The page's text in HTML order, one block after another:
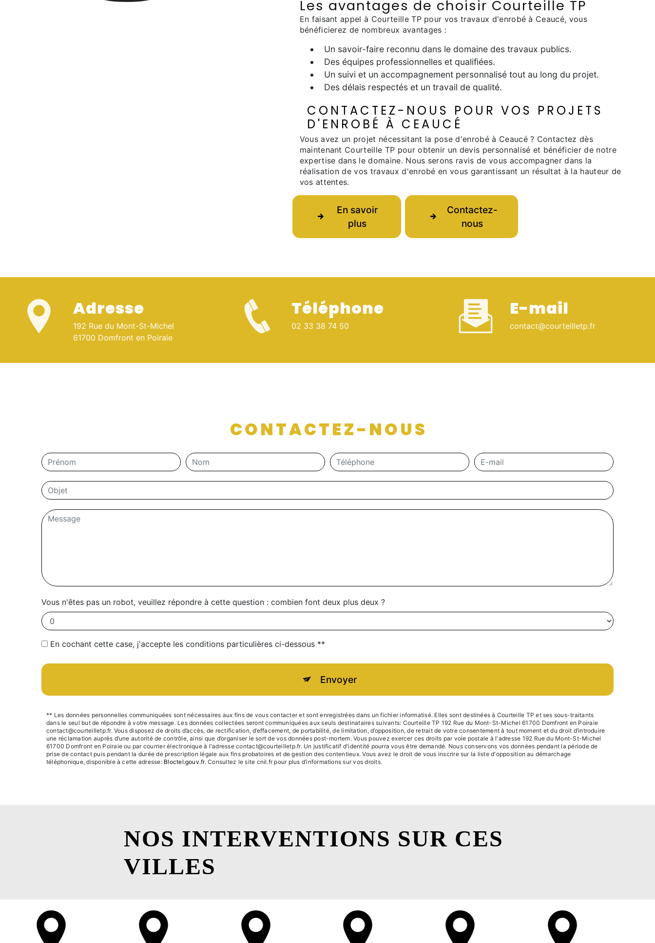
Les avantages de choisir Courteille TP
En faisant appel à Courteille TP pour vos travaux d'enrobé à Ceaucé, vous
bénéficierez de nombreux avantages :
Un savoir-faire reconnu dans le domaine des travaux publics.
Des équipes professionnelles et qualifiées.
Un suivi et un accompagnement personnalisé tout au long du projet.
Des délais respectés et un travail de qualité.
CONTACTEZ-NOUS POUR VOS PROJETS
D'ENROBÉ À CEAUCÉ
Vous avez un projet nécessitant la pose d'enrobé à Ceaucé ? Contactez dès
maintenant Courteille TP pour obtenir un devis personnalisé et bénéficier de notre
expertise dans le domaine. Nous serons ravis de vous accompagner dans la
réalisation de vos travaux d'enrobé en vous garantissant un résultat à la hauteur de
vos attentes.
En savoir
plus
Contactez-
nous
Adresse
192 Rue du Mont-St-Michel
61700 Domfront en Poiraie
Téléphone
02 33 38 74 50
E-mail
contact@courteilletp.fr
CONTACTEZ-NOUS
Vous n'êtes pas un robot, veuillez répondre à cette question : combien font deux plus deux ?
En cochant cette case, j'accepte les conditions particulières ci-dessous **
Envoyer
** Les données personnelles communiquées sont nécessaires aux fins de vous contacter et sont enregistrées dans un fichier informatisé. Elles sont destinées à Courteille TP et ses sous-traitants
dans le seul but de répondre à votre message. Les données collectées seront communiquées aux seuls destinataires suivants: Courteille TP 192 Rue du Mont-St-Michel 61700 Domfront en Poiraie
contact@courteilletp.fr. Vous disposez de droits d’accès, de rectification, d’effacement, de portabilité, de limitation, d’opposition, de retrait de votre consentement à tout moment et du droit d’introduire
une réclamation auprès d’une autorité de contrôle, ainsi que d’organiser le sort de vos données post-mortem. Vous pouvez exercer ces droits par voie postale à l'adresse 192 Rue du Mont-St-Michel
61700 Domfront en Poiraie ou par courrier électronique à l'adresse contact@courteilletp.fr. Un justificatif d'identité pourra vous être demandé. Nous conservons vos données pendant la période de
prise de contact puis pendant la durée de prescription légale aux fins probatoires et de gestion des contentieux. Vous avez le droit de vous inscrire sur la liste d'opposition au démarchage
téléphonique, disponible à cette adresse: Bloctel.gouv.fr. Consultez le site cnil.fr pour plus d’informations sur vos droits.
NOS INTERVENTIONS SUR CES
VILLES